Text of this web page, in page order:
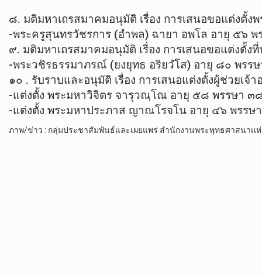
๘. มติมหาเถรสมาคมอนุมัติ เรื่อง การเสนอขอแต่งตั้
-พระครูสุนทรวัชรการ (อำพล) ฉายา อพโล อายุ ๕๖
๙. มติมหาเถรสมาคมอนุมัติ เรื่อง การเสนอขอแต่งตั้
-พระวชิรธรรมาภรณ์ (ยงยุทธ อริยวํโส) อายุ ๘๐ พร
๑๐ . รับราบและอนุมัติ เรื่อง การเสนอแต่งตั้งผู้ช่วยเจ้
-แต่งตั้ง พระมหาวิจิตร จารุวณฺโณ อายุ ๕๘ พรรษา ๓
-แต่งตั้ง พระมหาประภาส ญาณโรจโน อายุ ๔๖ พรรษ
ภาพ/ข่าว : กลุ่มประชาสัมพันธ์และเผยแพร่ สำนักงานพระพุทธศาสนาแ